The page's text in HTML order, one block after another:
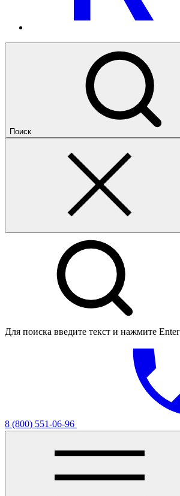
Поиск
Для поиска введите текст и нажмите Enter
8 (800) 551-06-96